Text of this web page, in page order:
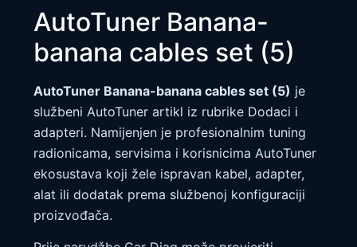
AutoTuner Banana-
banana cables set (5)
AutoTuner Banana-banana cables set (5) je
službeni AutoTuner artikl iz rubrike Dodaci i
adapteri. Namijenjen je profesionalnim tuning
radionicama, servisima i korisnicima AutoTuner
ekosustava koji žele ispravan kabel, adapter,
alat ili dodatak prema službenoj konfiguraciji
proizvođača.